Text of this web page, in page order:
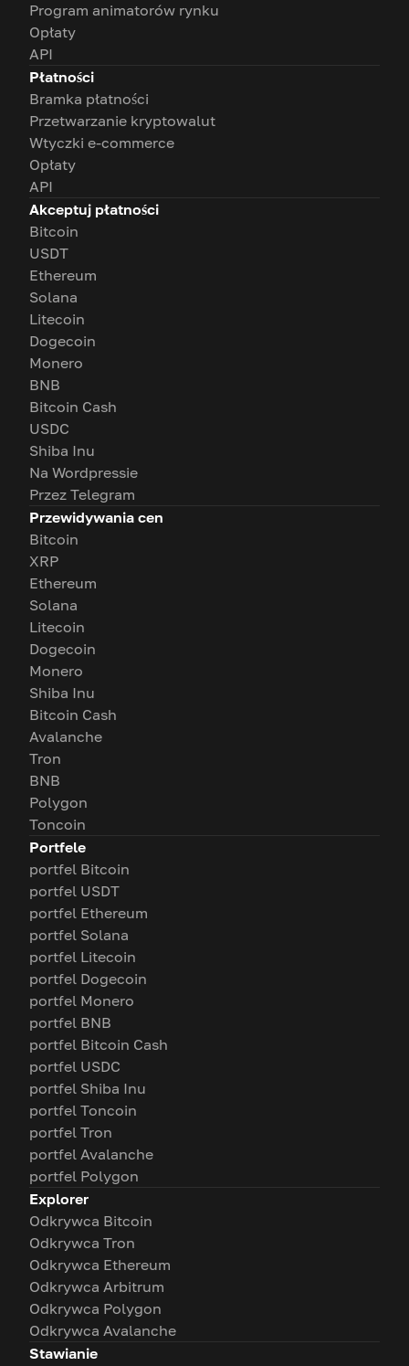
Program animatorów rynku
Opłaty
API
Płatności
Bramka płatności
Przetwarzanie kryptowalut
Wtyczki e-commerce
Opłaty
API
Akceptuj płatności
Bitcoin
USDT
Ethereum
Solana
Litecoin
Dogecoin
Monero
BNB
Bitcoin Cash
USDC
Shiba Inu
Na Wordpressie
Przez Telegram
Przewidywania cen
Bitcoin
XRP
Ethereum
Solana
Litecoin
Dogecoin
Monero
Shiba Inu
Bitcoin Cash
Avalanche
Tron
BNB
Polygon
Toncoin
Portfele
portfel Bitcoin
portfel USDT
portfel Ethereum
portfel Solana
portfel Litecoin
portfel Dogecoin
portfel Monero
portfel BNB
portfel Bitcoin Cash
portfel USDC
portfel Shiba Inu
portfel Toncoin
portfel Tron
portfel Avalanche
portfel Polygon
Explorer
Odkrywca Bitcoin
Odkrywca Tron
Odkrywca Ethereum
Odkrywca Arbitrum
Odkrywca Polygon
Odkrywca Avalanche
Stawianie